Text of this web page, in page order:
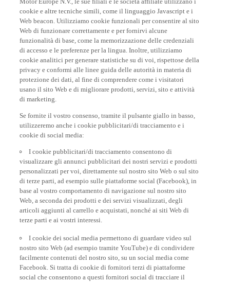
cookie e altre tecniche simili, come il linguaggio Javascript e i
Web beacon. Utilizziamo cookie funzionali per consentire al sito
Web di funzionare correttamente e per fornirvi alcune
funzionalità di base, come la memorizzazione delle credenziali
di accesso e le preferenze per la lingua. Inoltre, utilizziamo
cookie analitici per generare statistiche su di voi, rispettose della
privacy e conformi alle linee guida delle autorità in materia di
protezione dei dati, al fine di comprendere come i visitatori
usano il sito Web e di migliorare prodotti, servizi, sito e attività
di marketing.
utilizzeremo anche i cookie pubblicitari/di tracciamento e i
cookie di social media:
visualizzare gli annunci pubblicitari dei nostri servizi e prodotti
personalizzati per voi, direttamente sul nostro sito Web o sul sito
di terze parti, ad esempio sulle piattaforme social (Facebook), in
base al vostro comportamento di navigazione sul nostro sito
Web, a seconda dei prodotti e dei servizi visualizzati, degli
articoli aggiunti al carrello e acquistati, nonché ai siti Web di
terze parti e ai vostri interessi.
nostro sito Web (ad esempio tramite YouTube) e di condividere
facilmente contenuti del nostro sito, su un social media come
Facebook. Si tratta di cookie di fornitori terzi di piattaforme
social che consentono a questi fornitori social di tracciare il
vostro comportamento di navigazione su Internet e di utilizzarlo